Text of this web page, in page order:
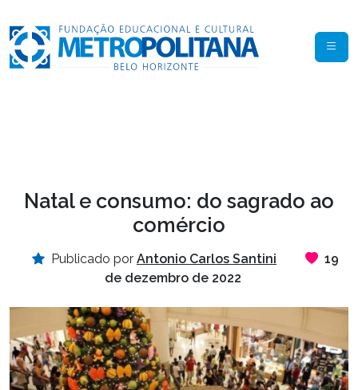
Natal e consumo: do sagrado ao
comércio
Publicado por Antonio Carlos Santini
19
de dezembro de 2022